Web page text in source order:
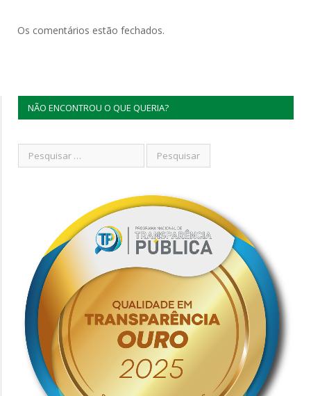
Os comentários estão fechados.
NÃO ENCONTROU O QUE QUERIA?